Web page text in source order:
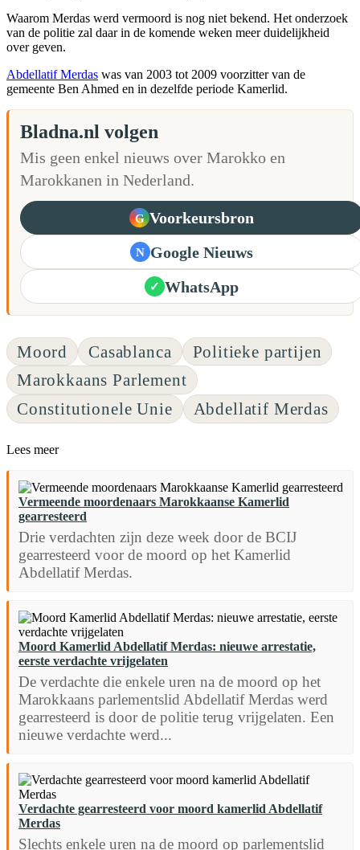
Waarom Merdas werd vermoord is nog niet bekend. Het onderzoek
van de politie zal daar in de komende weken meer duidelijkheid
over geven.
Abdellatif Merdas was van 2003 tot 2009 voorzitter van de
gemeente Ben Ahmed en in dezelfde periode Kamerlid.
Bladna.nl volgen
Mis geen enkel nieuws over Marokko en
Marokkanen in Nederland.
G Voorkeursbron
N Google Nieuws
✓ WhatsApp
Moord Casablanca
Politieke partijen
Marokkaans Parlement
Constitutionele Unie
Abdellatif Merdas
Lees meer
Vermeende moordenaars Marokkaanse Kamerlid
gearresteerd
Drie verdachten zijn deze week door de BCIJ
gearresteerd voor de moord op het Kamerlid
Abdellatif Merdas.
Moord Kamerlid Abdellatif Merdas: nieuwe arrestatie,
eerste verdachte vrijgelaten
De verdachte die enkele uren na de moord op het
Marokkaans parlementslid Abdellatif Merdas werd
gearresteerd is door de politie terug vrijgelaten. Een
nieuwe verdachte werd...
Verdachte gearresteerd voor moord kamerlid Abdellatif
Merdas
Slechts enkele uren na de moord op parlementslid